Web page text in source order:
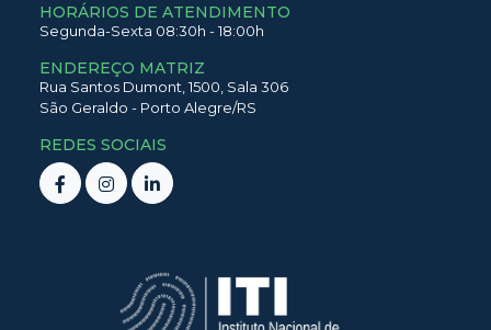
HORÁRIOS DE ATENDIMENTO
Segunda-Sexta 08:30h - 18:00h
ENDEREÇO MATRIZ
Rua Santos Dumont,1500, Sala 306
São Geraldo - Porto Alegre/RS
REDES SOCIAIS